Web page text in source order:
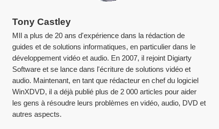
Tony Castley
MIl a plus de 20 ans d'expérience dans la rédaction de
guides et de solutions informatiques, en particulier dans le
développement vidéo et audio. En 2007, il rejoint Digiarty
Software et se lance dans l'écriture de solutions vidéo et
audio. Maintenant, en tant que rédacteur en chef du logiciel
WinXDVD, il a déjà publié plus de 2 000 articles pour aider
les gens à résoudre leurs problèmes en vidéo, audio, DVD et
autres aspects.